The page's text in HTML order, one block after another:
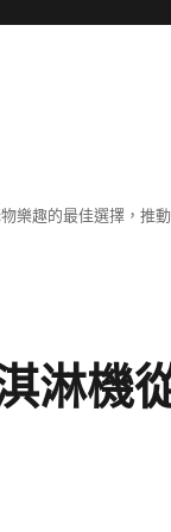
樂趣的最佳選擇，推
淋機